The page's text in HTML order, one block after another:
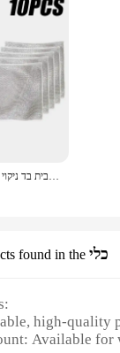
found in the כלי
high-quality
Available for